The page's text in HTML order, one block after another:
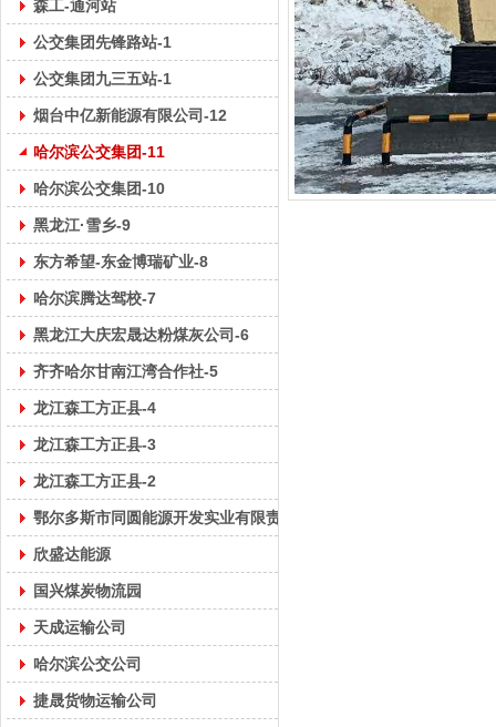
森工-通河站
公交集团先锋路站-1
公交集团九三五站-1
烟台中亿新能源有限公司-12
哈尔滨公交集团-11
哈尔滨公交集团-10
黑龙江·雪乡-9
东方希望-东金博瑞矿业-8
哈尔滨腾达驾校-7
黑龙江大庆宏晟达粉煤灰公司-6
齐齐哈尔甘南江湾合作社-5
龙江森工方正县-4
龙江森工方正县-3
龙江森工方正县-2
鄂尔多斯市同圆能源开发实业有限责任公司-1
欣盛达能源
国兴煤炭物流园
天成运输公司
哈尔滨公交公司
捷晟货物运输公司